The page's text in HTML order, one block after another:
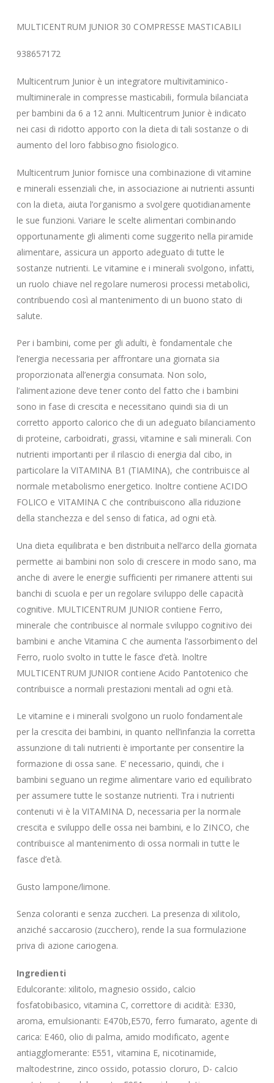
MULTICENTRUM JUNIOR 30 COMPRESSE MASTICABILI
938657172
Multicentrum Junior è un integratore multivitaminico-
multiminerale in compresse masticabili, formula bilanciata
per bambini da 6 a 12 anni. Multicentrum Junior è indicato
nei casi di ridotto apporto con la dieta di tali sostanze o di
aumento del loro fabbisogno fisiologico.
Multicentrum Junior fornisce una combinazione di vitamine
e minerali essenziali che, in associazione ai nutrienti assunti
con la dieta, aiuta l’organismo a svolgere quotidianamente
le sue funzioni. Variare le scelte alimentari combinando
opportunamente gli alimenti come suggerito nella piramide
alimentare, assicura un apporto adeguato di tutte le
sostanze nutrienti. Le vitamine e i minerali svolgono, infatti,
un ruolo chiave nel regolare numerosi processi metabolici,
contribuendo così al mantenimento di un buono stato di
salute.
Per i bambini, come per gli adulti, è fondamentale che
l’energia necessaria per affrontare una giornata sia
proporzionata all’energia consumata. Non solo,
l’alimentazione deve tener conto del fatto che i bambini
sono in fase di crescita e necessitano quindi sia di un
corretto apporto calorico che di un adeguato bilanciamento
di proteine, carboidrati, grassi, vitamine e sali minerali. Con
nutrienti importanti per il rilascio di energia dal cibo, in
particolare la VITAMINA B1 (TIAMINA), che contribuisce al
normale metabolismo energetico. Inoltre contiene ACIDO
FOLICO e VITAMINA C che contribuiscono alla riduzione
della stanchezza e del senso di fatica, ad ogni età.
Una dieta equilibrata e ben distribuita nell’arco della giornata
permette ai bambini non solo di crescere in modo sano, ma
anche di avere le energie sufficienti per rimanere attenti sui
banchi di scuola e per un regolare sviluppo delle capacità
cognitive. MULTICENTRUM JUNIOR contiene Ferro,
minerale che contribuisce al normale sviluppo cognitivo dei
bambini e anche Vitamina C che aumenta l’assorbimento del
Ferro, ruolo svolto in tutte le fasce d’età. Inoltre
MULTICENTRUM JUNIOR contiene Acido Pantotenico che
contribuisce a normali prestazioni mentali ad ogni età.
Le vitamine e i minerali svolgono un ruolo fondamentale
per la crescita dei bambini, in quanto nell’infanzia la corretta
assunzione di tali nutrienti è importante per consentire la
formazione di ossa sane. E’ necessario, quindi, che i
bambini seguano un regime alimentare vario ed equilibrato
per assumere tutte le sostanze nutrienti. Tra i nutrienti
contenuti vi è la VITAMINA D, necessaria per la normale
crescita e sviluppo delle ossa nei bambini, e lo ZINCO, che
contribuisce al mantenimento di ossa normali in tutte le
fasce d’età.
Gusto lampone/limone.
Senza coloranti e senza zuccheri. La presenza di xilitolo,
anziché saccarosio (zucchero), rende la sua formulazione
priva di azione cariogena.
Ingredienti
Edulcorante: xilitolo, magnesio ossido, calcio
fosfatobibasico, vitamina C, correttore di acidità: E330,
aroma, emulsionanti: E470b,E570, ferro fumarato, agente di
carica: E460, olio di palma, amido modificato, agente
antiagglomerante: E551, vitamina E, nicotinamide,
maltodestrine, zinco ossido, potassio cloruro, D- calcio